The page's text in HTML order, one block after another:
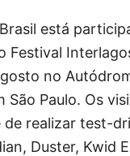
está
Festival
no
São Paulo. Os
realizar test-
Duster, Kwid